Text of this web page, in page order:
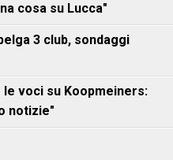
cosa su Lucca"
3 club, sondaggi
voci su Koopmeiners:
notizie"